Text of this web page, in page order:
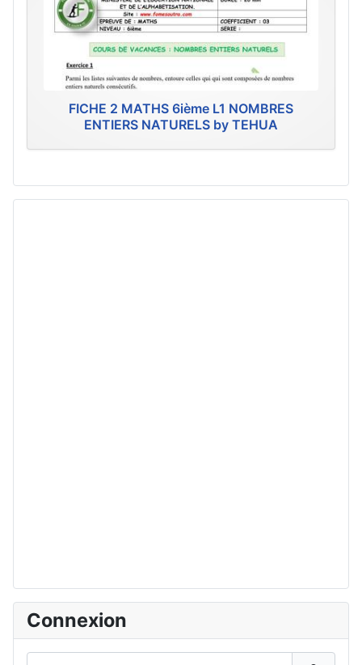
FICHE 2 MATHS 6ième L1 NOMBRES
ENTIERS NATURELS by TEHUA
Connexion